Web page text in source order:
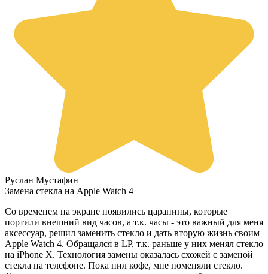
Руслан Мустафин
Замена стекла на Apple Watch 4
Со временем на экране появились царапины, которые
портили внешний вид часов, а т.к. часы - это важный для меня
аксессуар, решил заменить стекло и дать вторую жизнь своим
Apple Watch 4. Обращался в LP, т.к. раньше у них менял стекло
на iPhone X. Технология замены оказалась схожей с заменой
стекла на телефоне. Пока пил кофе, мне поменяли стекло.